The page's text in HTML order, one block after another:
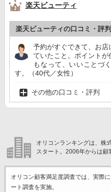
楽天ビューティ
楽天ビューティの口コミ・評判
予約がすぐできて、お
ていたこと。ポイント
もなって、いいことづ
す。（40代／女性）
その他の口コミ・評判
オリコンランキングは、株
スタート。2006年からは顧
オリコン顧客満足度調査では、実際
ート調査を実施。